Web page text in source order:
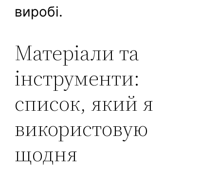
виробі.
Матеріали та
інструменти:
список, який я
використовую
щодня